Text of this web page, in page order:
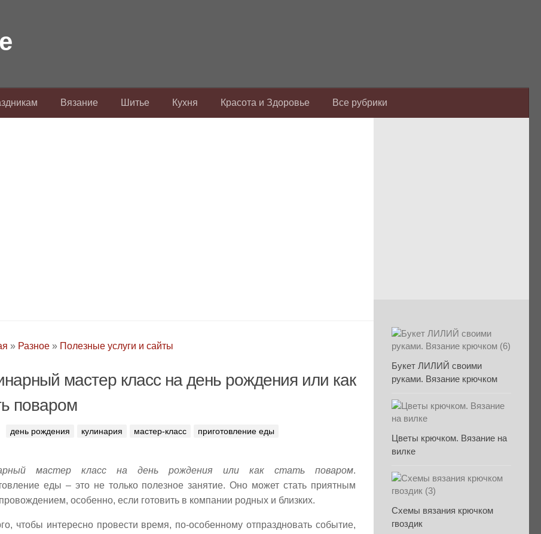
Вязание Шитье Кухня Красота и Здоровье Все рубрики
» Разное » Полезные услуги и сайты
мастер класс на день рождения или как
поваром
день рождения кулинария мастер-класс приготовление еды
мастер класс на день рождения или как стать поваром.
еды – это не только полезное занятие. Оно может стать приятным
особенно, если готовить в компании родных и близких.
чтобы интересно провести время, по-особенному отпраздновать событие,
Букет ЛИЛИЙ своими
руками. Вязание крючком
Цветы крючком. Вязание на
вилке
Схемы вязания крючком
гвоздик